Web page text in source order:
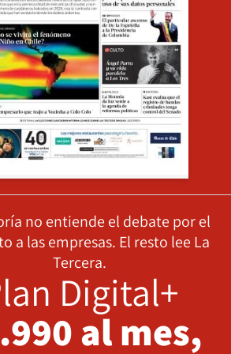
no entiende el debate por el
a las empresas. El resto lee La
Tercera.
Digital+
al mes,